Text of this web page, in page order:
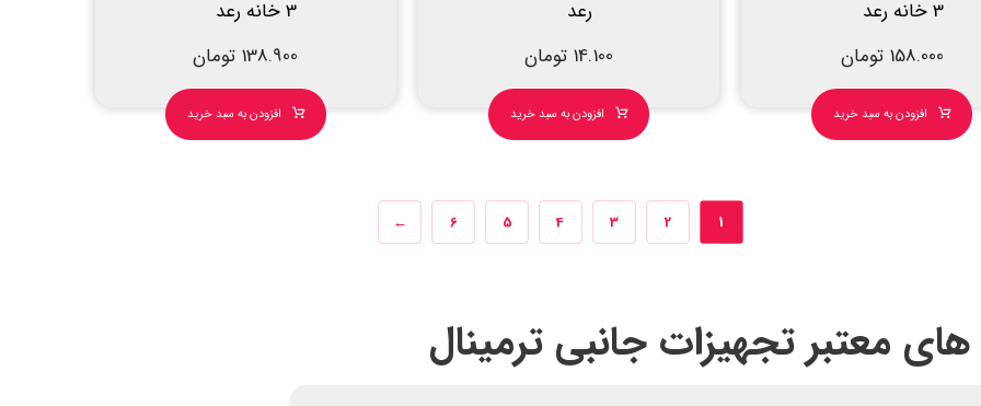
3 خانه رعد
158.000 تومان
افزودن به سبد خرید
رعد
14.100 تومان
افزودن به سبد خرید
3 خانه رعد
138.900 تومان
افزودن به سبد خرید
1
2
3
4
5
6
←
های معتبر تجهیزات جانبی ترمینال